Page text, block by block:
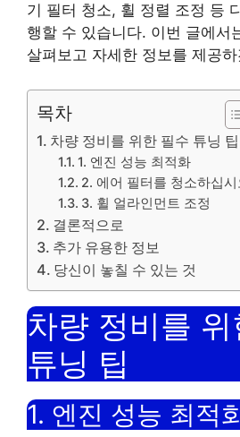
기 필터 청소, 휠 정렬 조정 등
행할 수 있습니다. 이번 글에서
살펴보고 자세한 정보를 제공
목차
차량 정비를 위한 필수 튜닝 팁
1. 엔진 성능 최적화
2. 에어 필터를 청소하십시
3. 휠 얼라인먼트 조정
결론적으로
추가 유용한 정보
당신이 놓칠 수 있는 것
차량 정비를 위
튜닝 팁
1. 엔진 성능 최적